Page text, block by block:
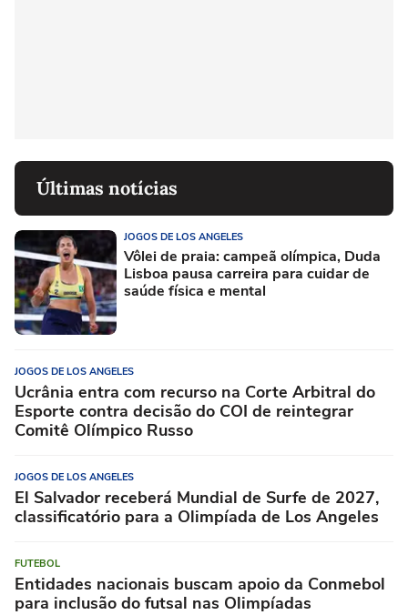
Últimas notícias
JOGOS DE LOS ANGELES
Vôlei de praia: campeã olímpica, Duda
Lisboa pausa carreira para cuidar de
saúde física e mental
JOGOS DE LOS ANGELES
Ucrânia entra com recurso na Corte Arbitral do
Esporte contra decisão do COI de reintegrar
Comitê Olímpico Russo
JOGOS DE LOS ANGELES
El Salvador receberá Mundial de Surfe de 2027,
classificatório para a Olimpíada de Los Angeles
FUTEBOL
Entidades nacionais buscam apoio da Conmebol
para inclusão do futsal nas Olimpíadas